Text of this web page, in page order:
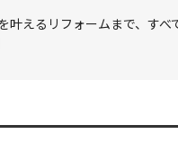
えるリフォームまで、すべ